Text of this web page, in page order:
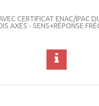
CERTIFICAT ENAC/IPAC
AXES - SENS+RÉPONSE